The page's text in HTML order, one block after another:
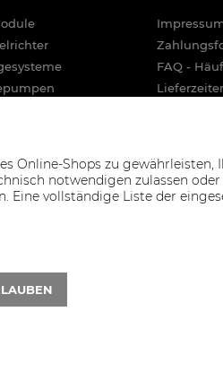
FAQ -
Shops zu gewährleisten,
notwendigen zulassen
vollständige Liste der